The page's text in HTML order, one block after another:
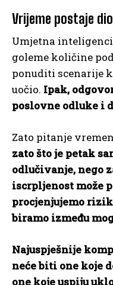
Vrijeme postaje
Umjetna
goleme količine
ponuditi scenarije
uočio. Ipak,
poslovne odluke i
Zato pitanje
zato što je petak
odlučivanje, nego
iscrpljenost može
procjenjujemo
biramo između
Najuspješnije
neće biti one koje
one koje uspiju